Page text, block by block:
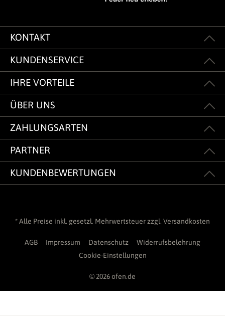
KONTAKT
KUNDENSERVICE
IHRE VORTEILE
ÜBER UNS
ZAHLUNGSARTEN
PARTNER
KUNDENBEWERTUNGEN
* Alle Preise inkl. gesetzl. Mehrwertsteuer zzgl. Versandkosten
AGB Impressum Datenschutz
Widerrufsbelehrung
Cookie-Einstellungen
© 2026 ofen.de